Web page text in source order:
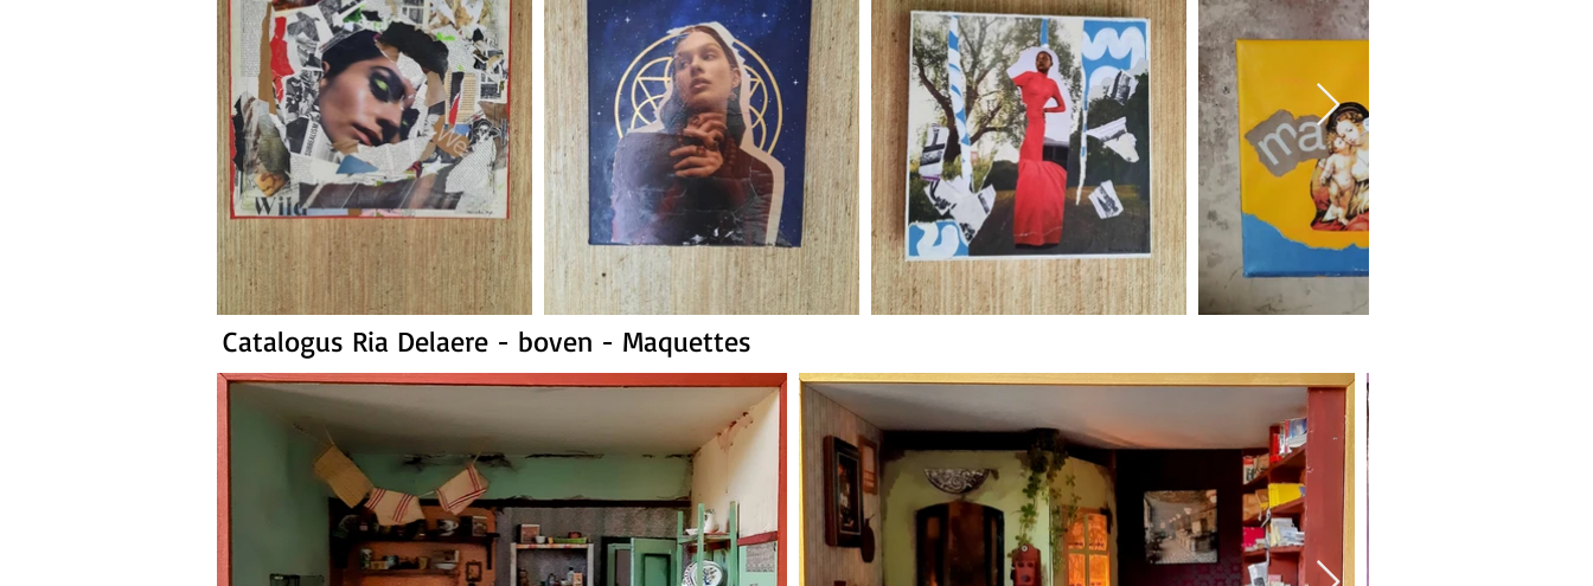
Catalogus Ria Delaere - boven - Maquettes